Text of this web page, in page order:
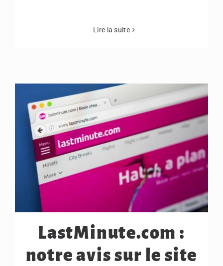
Lire la suite
LastMinute.com :
notre avis sur le site